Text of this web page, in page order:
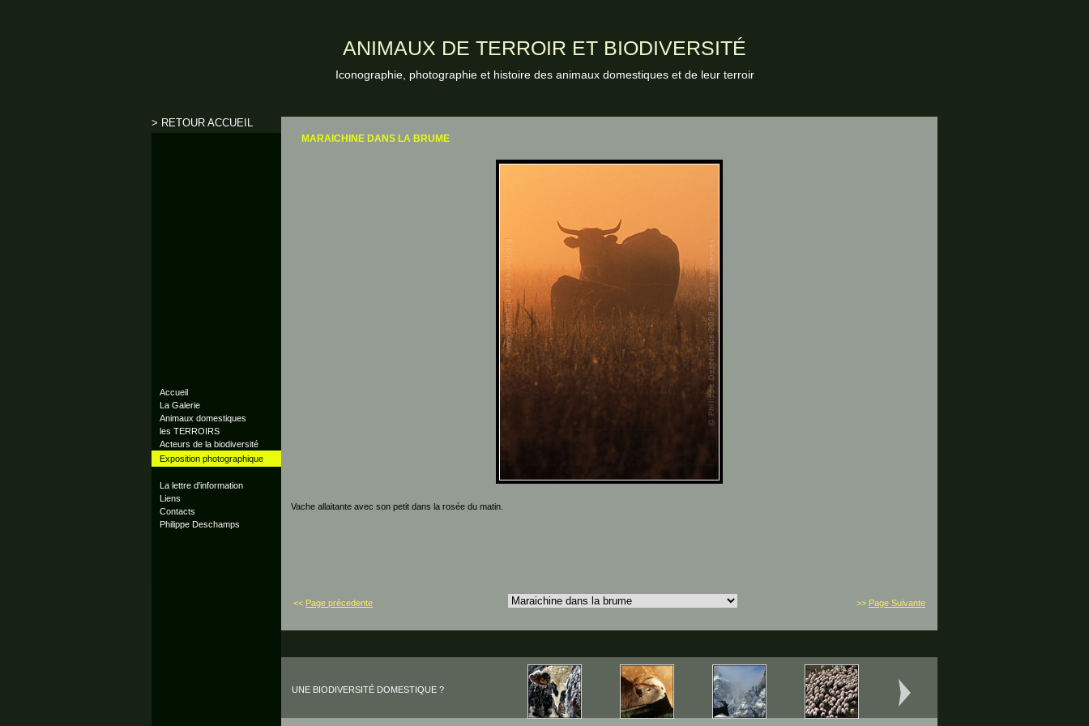
ANIMAUX DE TERROIR ET BIODIVERSITÉ
Iconographie, photographie et histoire des animaux domestiques et de leur terroir
> RETOUR ACCUEIL
Accueil
La Galerie
Animaux domestiques
les TERROIRS
Acteurs de la biodiversité
Exposition photographique
La lettre d'information
Liens
Contacts
Philippe Deschamps
MARAICHINE DANS LA BRUME
Vache allaitante avec son petit dans la rosée du matin.
<< Page précedente >> Page Suivante
UNE BIODIVERSITÉ DOMESTIQUE ?